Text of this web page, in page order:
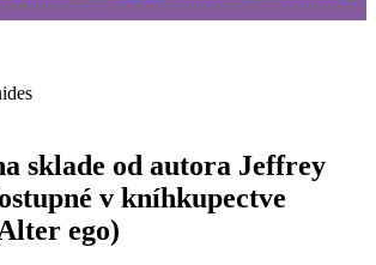
sklade od autora Jeffrey
v kníhkupectve
ego)